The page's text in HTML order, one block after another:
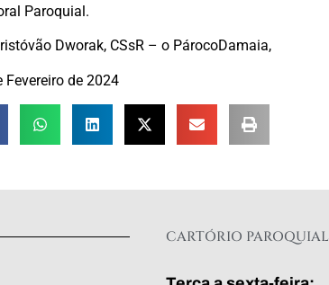
Paroquial.
Dworak, CSsR – o PárocoDamaia,
Fevereiro de 2024
CARTÓRIO PAROQUIAL